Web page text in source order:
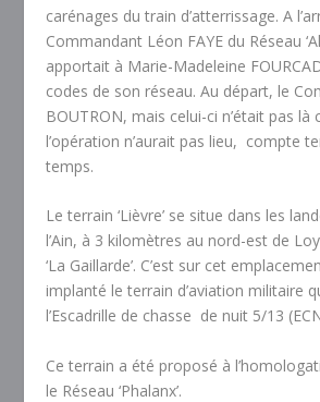
carénages du train d’atterrissage. A
Commandant Léon FAYE du Réseau
apportait à Marie-Madeleine
codes de son réseau. Au départ, le
BOUTRON, mais celui-ci n’était pas là
l’opération n’aurait pas lieu, compte
temps.
Le terrain ‘Lièvre’ se situe dans les
l’Ain, à 3 kilomètres au nord-est de
‘La Gaillarde’. C’est sur cet
implanté le terrain d’aviation militaire
l’Escadrille de chasse de nuit 5/13
Ce terrain a été proposé à
le Réseau ‘Phalanx’.